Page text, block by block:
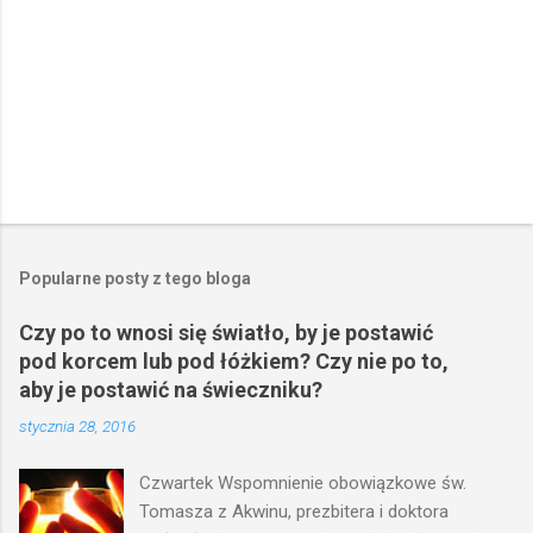
Popularne posty z tego bloga
Czy po to wnosi się światło, by je postawić
pod korcem lub pod łóżkiem? Czy nie po to,
aby je postawić na świeczniku?
stycznia 28, 2016
Czwartek Wspomnienie obowiązkowe św.
Tomasza z Akwinu, prezbitera i doktora